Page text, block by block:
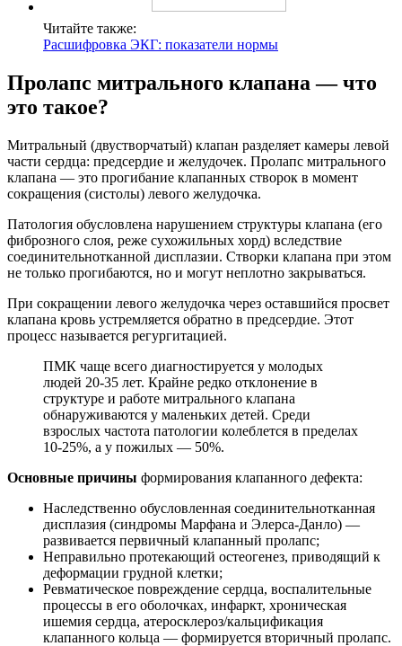
Читайте также:
Расшифровка ЭКГ: показатели нормы
Пролапс митрального клапана — что
это такое?
Митральный (двустворчатый) клапан разделяет камеры левой
части сердца: предсердие и желудочек. Пролапс митрального
клапана — это прогибание клапанных створок в момент
сокращения (систолы) левого желудочка.
Патология обусловлена нарушением структуры клапана (его
фиброзного слоя, реже сухожильных хорд) вследствие
соединительнотканной дисплазии. Створки клапана при этом
не только прогибаются, но и могут неплотно закрываться.
При сокращении левого желудочка через оставшийся просвет
клапана кровь устремляется обратно в предсердие. Этот
процесс называется регургитацией.
ПМК чаще всего диагностируется у молодых
людей 20-35 лет. Крайне редко отклонение в
структуре и работе митрального клапана
обнаруживаются у маленьких детей. Среди
взрослых частота патологии колеблется в пределах
10-25%, а у пожилых — 50%.
Основные причины формирования клапанного дефекта:
Наследственно обусловленная соединительнотканная
дисплазия (синдромы Марфана и Элерса-Данло) —
развивается первичный клапанный пролапс;
Неправильно протекающий остеогенез, приводящий к
деформации грудной клетки;
Ревматическое повреждение сердца, воспалительные
процессы в его оболочках, инфаркт, хроническая
ишемия сердца, атеросклероз/кальцификация
клапанного кольца — формируется вторичный пролапс.